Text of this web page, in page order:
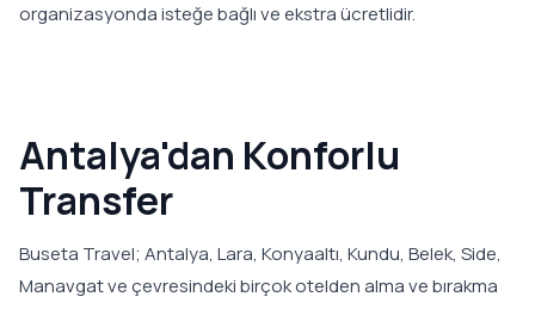
organizasyonda isteğe bağlı ve ekstra ücretlidir.
Antalya'dan Konforlu
Transfer
Buseta Travel; Antalya, Lara, Konyaaltı, Kundu, Belek, Side,
Manavgat ve çevresindeki birçok otelden alma ve bırakma